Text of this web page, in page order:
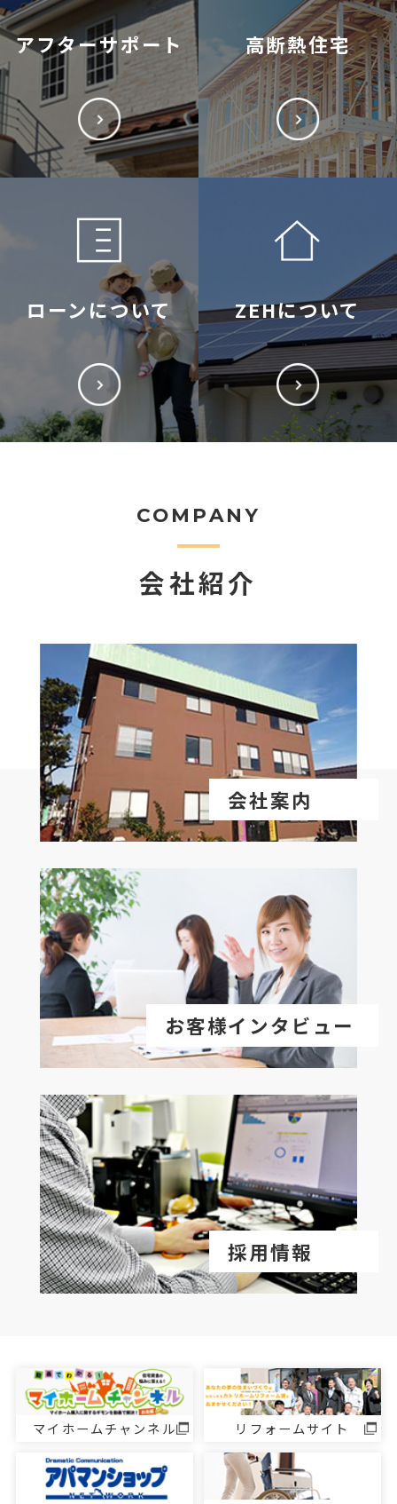
アフターサポート 高断熱住宅
ローンについて ZEHについて
COMPANY
会社紹介
会社案内
お客様インタビュー
採用情報
マイホームチャンネル リフォームサイト